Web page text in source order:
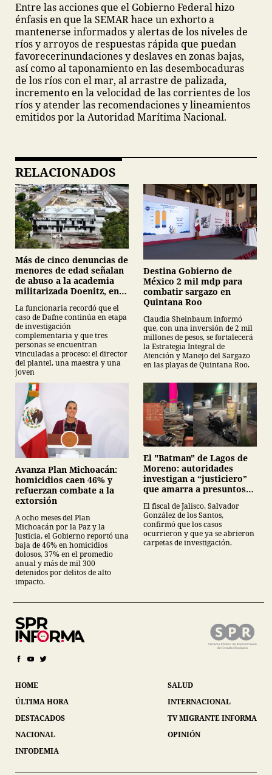
Entre las acciones que el Gobierno Federal hizo
énfasis en que la SEMAR hace un exhorto a
mantenerse informados y alertas de los niveles de
ríos y arroyos de respuestas rápida que puedan
favorecerinundaciones y deslaves en zonas bajas,
así como al taponamiento en las desembocaduras
de los ríos con el mar, al arrastre de palizada,
incremento en la velocidad de las corrientes de los
ríos y atender las recomendaciones y lineamientos
emitidos por la Autoridad Marítima Nacional.
RELACIONADOS
Más de cinco denuncias de
menores de edad señalan
de abuso a la academia
militarizada Doenitz, en
La funcionaria recordó que el
caso de Dafne continúa en etapa
de investigación
complementaria y que tres
personas se encuentran
vinculadas a proceso: el director
del plantel, una maestra y una
joven
Destina Gobierno de
México 2 mil mdp para
combatir sargazo en
Quintana Roo
Claudia Sheinbaum informó
que, con una inversión de 2 mil
millones de pesos, se fortalecerá
la Estrategia Integral de
Atención y Manejo del Sargazo
en las playas de Quintana Roo.
Avanza Plan Michoacán:
homicidios caen 46% y
refuerzan combate a la
extorsión
A ocho meses del Plan
Michoacán por la Paz y la
Justicia, el Gobierno reportó una
baja de 46% en homicidios
dolosos, 37% en el promedio
anual y más de mil 300
detenidos por delitos de alto
impacto.
El "Batman" de Lagos de
Moreno: autoridades
investigan a “justiciero”
que amarra a presuntos
El fiscal de Jalisco, Salvador
González de los Santos,
confirmó que los casos
ocurrieron y que ya se abrieron
carpetas de investigación.
HOME
ÚLTIMA HORA
DESTACADOS
NACIONAL
INFODEMIA
SALUD
INTERNACIONAL
TV MIGRANTE INFORMA
OPINIÓN